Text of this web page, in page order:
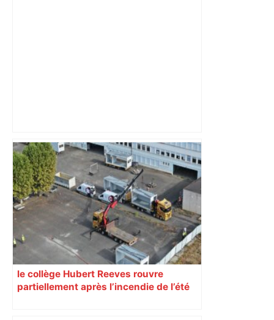
Toulouse-Montpellier : à quelle heure et
sur quelle chaîne voir la finale du Top
14 de rugby ? – Le Parisien
le collège Hubert Reeves rouvre
partiellement après l’incendie de l’été